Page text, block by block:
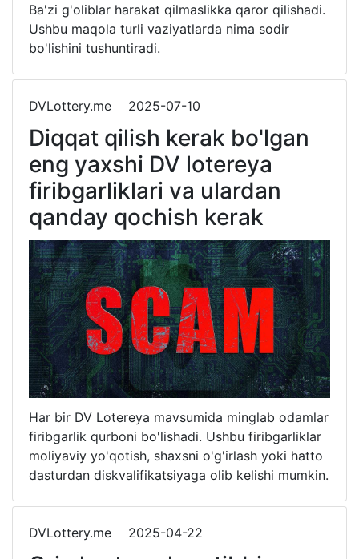
Ba'zi g'oliblar harakat qilmaslikka qaror qilishadi.
Ushbu maqola turli vaziyatlarda nima sodir
bo'lishini tushuntiradi.
DVLottery.me 2025-07-10
Diqqat qilish kerak bo'lgan
eng yaxshi DV lotereya
firibgarliklari va ulardan
qanday qochish kerak
Har bir DV Lotereya mavsumida minglab odamlar
firibgarlik qurboni bo'lishadi. Ushbu firibgarliklar
moliyaviy yo'qotish, shaxsni o'g'irlash yoki hatto
dasturdan diskvalifikatsiyaga olib kelishi mumkin.
DVLottery.me 2025-04-22